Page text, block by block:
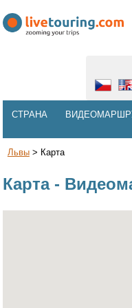
СТРАНА
Львы> Карта
Карта -